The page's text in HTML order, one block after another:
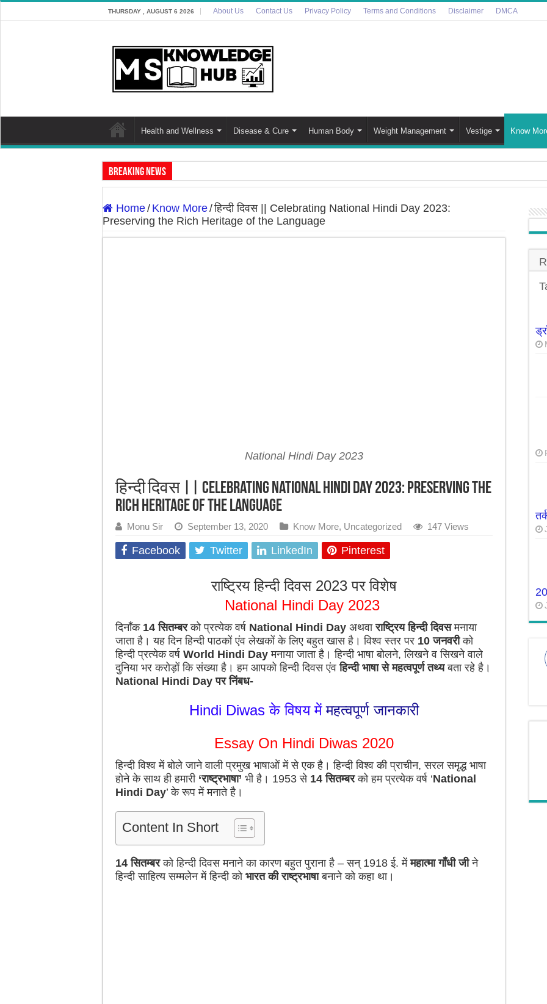
THURSDAY , AUGUST 6 2026 About Us Contact Us Privacy Policy Terms and Conditions Disclaimer DMCA
Health and Wellness Disease & Cure Human Body Weight Management Vestige Know
Breaking News
Discover the Potential Threat: ‘Zombie Deer Disease’ In Hindi | ‘ज़ोंबी हिरण रोग’ महामारी फैल गई है,
7 Best Cooking Oils for Health in India – Choosing the Right Oil for Your Well-being | भारत मे
7 Effective Home Remedies in Winter: A Daily Skincare Routine for All Skin Types | सर्दियों मे
Home/ Know More/हिन्दी दिवस || Celebrating National Hindi Day 2023:
Preserving the Rich Heritage of the Language
National Hindi Day 2023
हिन्दी दिवस || Celebrating National Hindi Day 2023: Preserving the
Rich Heritage of the Language
Monu Sir September 13, 2020 Know More, Uncategorized 147 Views
Facebook Twitter LinkedIn Pinterest
राष्ट्रिय हिन्दी दिवस 2023 पर विशेष
National Hindi Day 2023
दिनाँक 14 सितम्बरको प्रत्येक वर्ष National Hindi Day अथवाराष्ट्रिय हिन्दी दिवसमनाया
जाता है। यह दिन हिन्दी पाठकों एंव लेखकों के लिए बहुत खास है। विश्व स्तर पर 10 जनवरीको
हिन्दी प्रत्येक वर्ष World Hindi Day मनाया जाता है। हिन्दी भाषा बोलने, लिखने व सिखने वाले
दुनिया भर करोड़ों कि संख्या है। हम आपको हिन्दी दिवस एंवहिन्दी भाषा से महत्वपूर्ण तथ्यबता रहे है।
National Hindi Day पर निंबध-
Hindi Diwas के विषय मेंमहत्वपूर्ण जानकारी
Essay On Hindi Diwas 2020
हिन्दी विश्व में बोले जाने वाली प्रमुख भाषाओं में से एक है। हिन्दी विश्व की प्राचीन, सरल समृद्ध भाषा
होने के साथ ही हमारी ‘राष्ट्रभाषा’ भी है। 1953 से 14 सितम्बरको हम प्रत्येक वर्ष ‘National
Hindi Day’ के रूप में मनाते है।
Content In Short
14 सितम्बरको हिन्दी दिवस मनाने का कारण बहुत पुराना है – सन् 1918 ई. मेंमहात्मा गाँधी जीने
हिन्दी साहित्य सम्मलेन में हिन्दी को भारत की राष्ट्रभाषाबनाने को कहा था।